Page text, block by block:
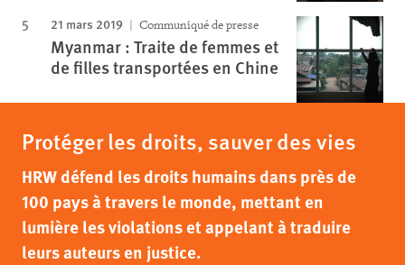
21 mars 2019 Communiqué de presse
Myanmar : Traite de femmes et
de filles transportées en Chine
Protéger les droits, sauver des vies
HRW défend les droits humains dans près de
100 pays à travers le monde, mettant en
lumière les violations et appelant à traduire
leurs auteurs en justice.